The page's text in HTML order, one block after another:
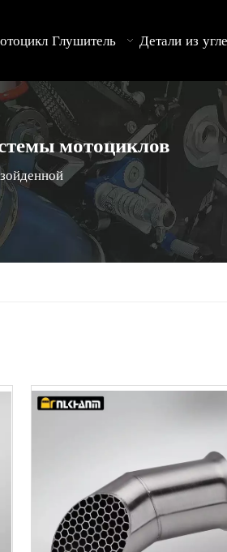
Глушитель Детали из
мотоциклов